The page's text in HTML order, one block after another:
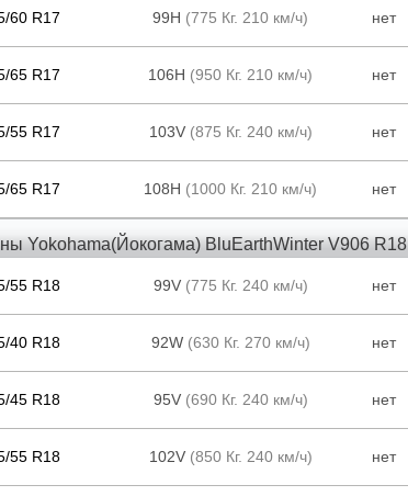
60 R17 99H (775 Кг. 210 км/ч) нет
65 R17 106H (950 Кг. 210 км/ч) нет
55 R17 103V (875 Кг. 240 км/ч) нет
65 R17 108H (1000 Кг. 210 км/ч) нет
Yokohama(Йокогама) BluEarthWinter V906 R18
55 R18 99V (775 Кг. 240 км/ч) нет
40 R18 92W (630 Кг. 270 км/ч) нет
45 R18 95V (690 Кг. 240 км/ч) нет
55 R18 102V (850 Кг. 240 км/ч) нет